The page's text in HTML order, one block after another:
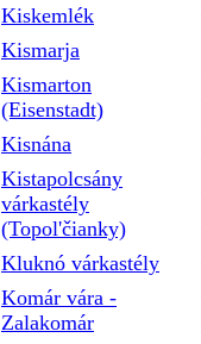
Kiskemlék
Kismarja
Kismarton
(Eisenstadt)
Kisnána
Kistapolcsány
várkastély
(Topol'čianky)
Kluknó várkastély
Komár vára -
Zalakomár